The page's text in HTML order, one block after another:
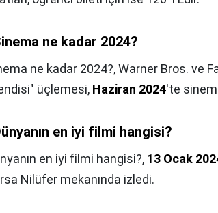
ne kadar 2024?
ne kadar 2024?,Warner Bros. ve
üçlemesi, Haziran 2024'te
en iyi filmi hangisi?
en iyi filmi hangisi?, 13 Ocak
Nilüfer mekanında izledi.